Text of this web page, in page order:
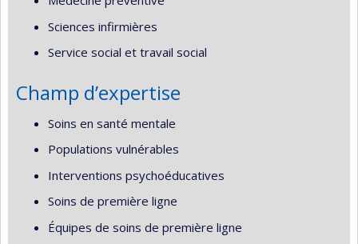
Sciences infirmières
Service social et travail social
Champ d’expertise
Soins en santé mentale
Populations vulnérables
Interventions psychoéducatives
Soins de première ligne
Équipes de soins de première ligne